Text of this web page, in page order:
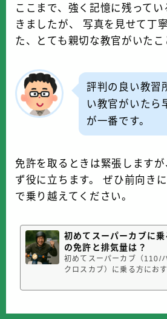
ここまで、強く記憶に残って
きましたが、 写真を見せて丁
た、とても親切な教官がいたこ
評判の良い教習
い教官がいたら
が一番です。
免許を取るときは緊張します
ず役に立ちます。 ぜひ前向き
で乗り越えてください。
初めてスーパーカブに
の免許と排気量は？
初めてスーパーカブ（110/
クロスカブ）に乗る方にお
メリット・デメリットなど
中のホンダスーパーカブに